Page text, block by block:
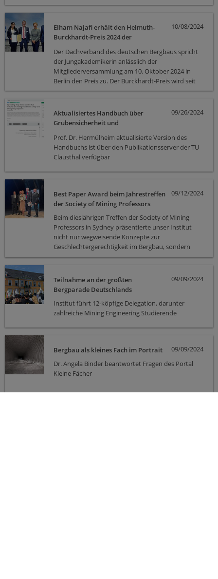
10/08/2024
Elham Najafi erhält den Helmuth-
Burckhardt-Preis 2024 der
(VRB)
Der Dachverband des deutschen Bergbaus spricht
der Jungakademikerin anlässlich der
Mit­gliederversammlung am 10. Oktober 2024 in
Berlin den Preis zu. Der Burckhardt-Preis wird seit
1971 jährlich für hervorragende Examensleistungen
Studien­richtung Rohstoffingenieurwesen oder der
Großen Staatsprüfung verliehen
09/26/2024
Aktualisiertes Handbuch über
Grubensicherheit und
Prof. Dr. Hermülheim aktualisierte Version des
Handbuchs ist über den Publikationsserver der TU
Clausthal verfügbar
09/12/2024
Best Paper Award beim Jahrestreffen
der Society of Mining Professors
Beim diesjährigen Treffen der Society of Mining
Professors in Sydney präsentierte unser Institut
nicht nur wegweisende Konzepte zur
Geschlechtergerechtigkeit im Bergbau, sondern
erhielt auch eine besondere Auszeichnung: den
wissenschaftlichen Beitrag zum Thema "Water
Management for Future Mining Engineers".
09/09/2024
Teilnahme an der größten
Bergparade Deutschlands
Institut führt 12-köpfige Delegation, darunter
zahlreiche Mining Engineering Studierende
09/09/2024
Bergbau als kleines Fach im Portrait
Dr. Angela Binder beantwortet Fragen des Portal
Kleine Fächer